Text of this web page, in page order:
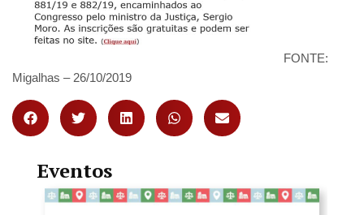
FONTE:
Migalhas – 26/10/2019
Eventos